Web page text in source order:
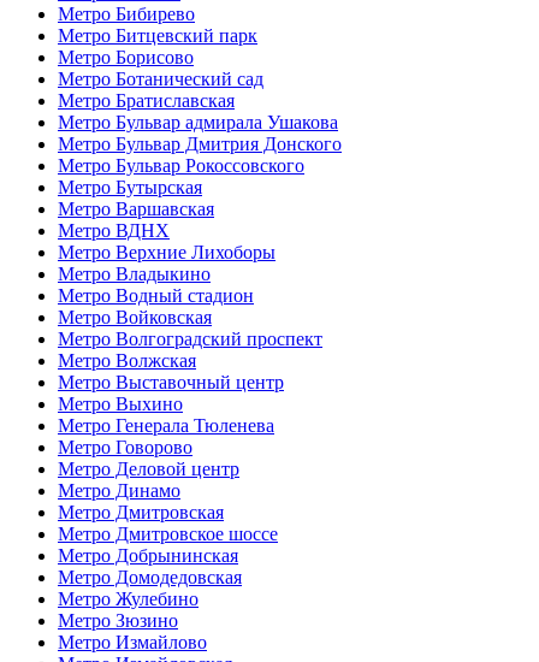
Метро Бибирево
Метро Битцевский парк
Метро Борисово
Метро Ботанический сад
Метро Братиславская
Метро Бульвар адмирала Ушакова
Метро Бульвар Дмитрия Донского
Метро Бульвар Рокоссовского
Метро Бутырская
Метро Варшавская
Метро ВДНХ
Метро Верхние Лихоборы
Метро Владыкино
Метро Водный стадион
Метро Войковская
Метро Волгоградский проспект
Метро Волжская
Метро Выставочный центр
Метро Выхино
Метро Генерала Тюленева
Метро Говорово
Метро Деловой центр
Метро Динамо
Метро Дмитровская
Метро Дмитровское шоссе
Метро Добрынинская
Метро Домодедовская
Метро Жулебино
Метро Зюзино
Метро Измайлово